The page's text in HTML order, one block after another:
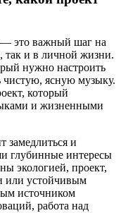
— это важный шаг на
так и в личной жизни.
нужно настроить
ясную музыку.
который
и жизненными
замедлиться и
глубинные интересы
экологией, проект,
или устойчивым
источником
работа над